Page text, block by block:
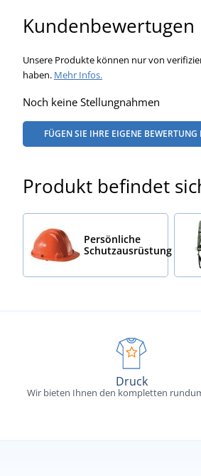
Kundenbewertugen
Unsere Produkte können nur von
haben. Mehr Infos.
Noch keine Stellungnahmen
FÜGEN SIE IHRE EIGENE
Produkt befindet
Persönliche
Schutzausrüstung
Druck
Wir bieten Ihnen den kompletten